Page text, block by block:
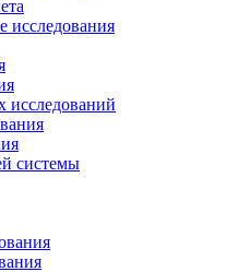
исследования
исследований
системы